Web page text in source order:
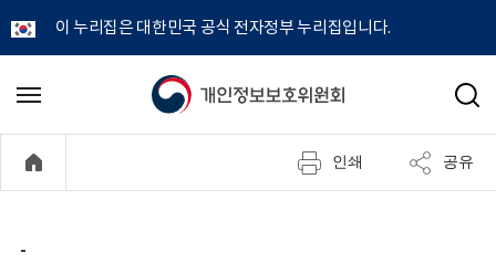
이 누리집은 대한민국 공식 전자정부 누리집입니다.
개
정
메
기
검
인쇄 공유
-